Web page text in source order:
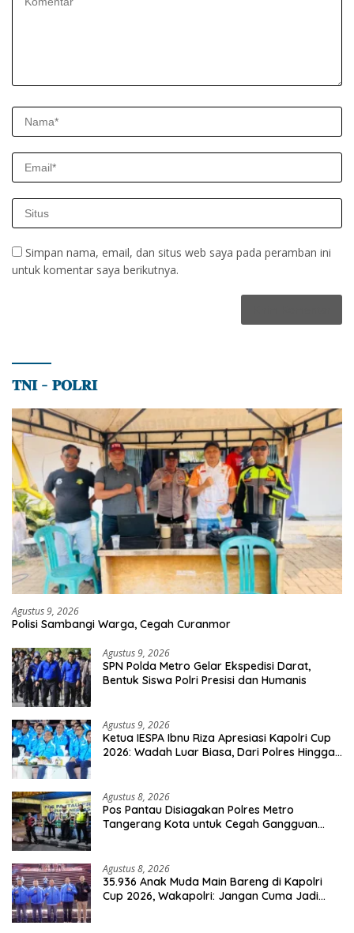
Simpan nama, email, dan situs web saya pada peramban ini
untuk komentar saya berikutnya.
𝐓𝐍𝐈 – 𝐏𝐎𝐋𝐑𝐈
Agustus 9, 2026
Polisi Sambangi Warga, Cegah Curanmor
Agustus 9, 2026
SPN Polda Metro Gelar Ekspedisi Darat,
Bentuk Siswa Polri Presisi dan Humanis
Agustus 9, 2026
Ketua IESPA Ibnu Riza Apresiasi Kapolri Cup
2026: Wadah Luar Biasa, Dari Polres Hingga
Agustus 8, 2026
Pos Pantau Disiagakan Polres Metro
Tangerang Kota untuk Cegah Gangguan
Agustus 8, 2026
35.936 Anak Muda Main Bareng di Kapolri
Cup 2026, Wakapolri: Jangan Cuma Jadi